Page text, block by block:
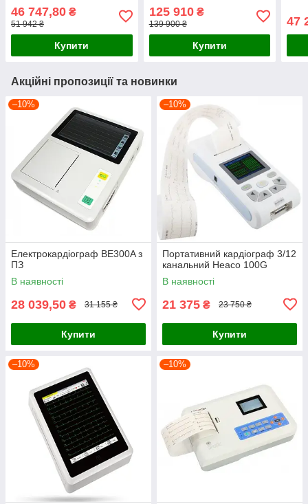
46 747,80 ₴
51 942 ₴
Купити
125 910₴
139 900 ₴
Купити
47
Акційні пропозиції та новинки
–10%
Електрокардіограф ВЕ300A з
ПЗ
В наявності
28 039,50 ₴ 31 155 ₴
Купити
–10%
Портативний кардіограф 3/12
канальний Heaco 100G
В наявності
21 375 ₴ 23 750 ₴
Купити
–10% –10%